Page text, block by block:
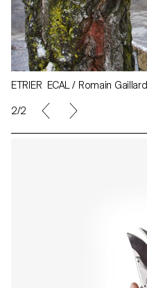
ETRIER ECAL / Romain Gaillard
2/2